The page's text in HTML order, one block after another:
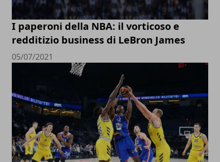
I paperoni della NBA: il vorticoso e
redditizio business di LeBron James
05/07/2021